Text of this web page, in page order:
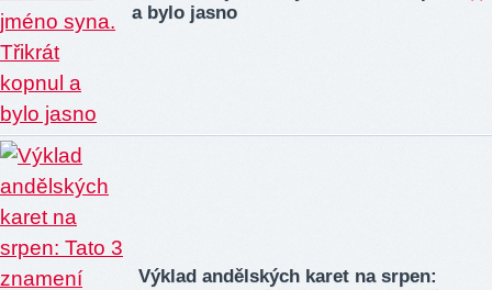
a bylo jasno
Výklad andělských karet na srpen: